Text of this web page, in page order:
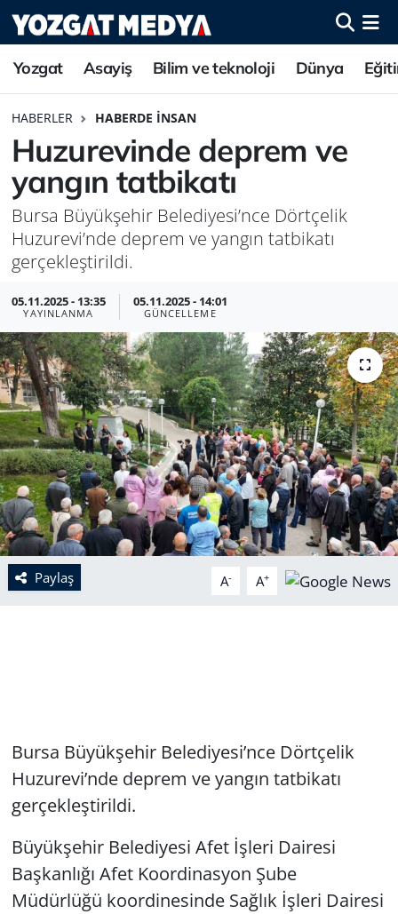
Yozgat Asayiş Bilim ve teknoloji Dünya
HABERLER HABERDE İNSAN
Huzurevinde deprem ve
yangın tatbikatı
Bursa Büyükşehir Belediyesi’nce Dörtçelik
Huzurevi’nde deprem ve yangın tatbikatı
gerçekleştirildi.
05.11.2025 - 13:35
YAYINLANMA
05.11.2025 - 14:01
GÜNCELLEME
Paylaş A- A+
Bursa Büyükşehir Belediyesi’nce Dörtçelik
Huzurevi’nde deprem ve yangın tatbikatı
gerçekleştirildi.
Büyükşehir Belediyesi Afet İşleri Dairesi
Başkanlığı Afet Koordinasyon Şube
Müdürlüğü koordinesinde Sağlık İşleri Dairesi